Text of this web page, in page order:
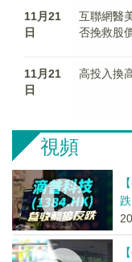
11月21
日
互聯網醫
否挽救股
11月21
日
高投入換
視頻
跌